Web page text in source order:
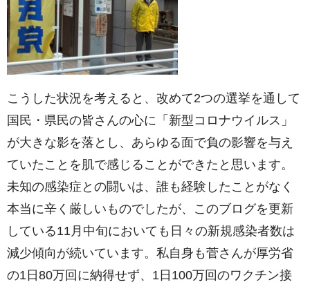
こうした状況を考えると、改めて2つの選挙を通して
国民・県民の皆さんの心に「新型コロナウイルス」
が大きな影を落とし、あらゆる面で負の影響を与え
ていたことを肌で感じることができたと思います。
未知の感染症との闘いは、誰も経験したことがなく
本当に辛く厳しいものでしたが、このブログを更新
している11月中旬においても日々の新規感染者数は
減少傾向が続いています。私自身も菅さんが厚労省
の1日80万回に納得せず、1日100万回のワクチン接